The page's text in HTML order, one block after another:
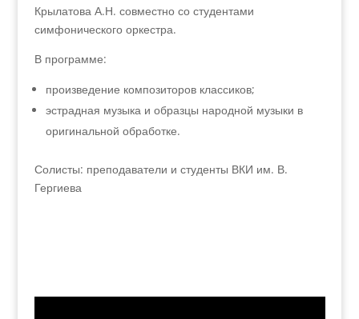
Крылатова А.Н. совместно со студентами
симфонического оркестра.
В программе:
произведение композиторов классиков;
эстрадная музыка и образцы народной музыки в
оригинальной обработке.
Солисты: преподаватели и студенты ВКИ им. В.
Гергиева